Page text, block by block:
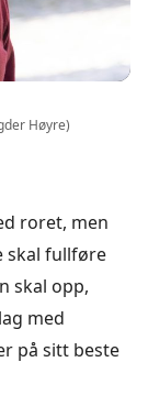
Høyre)
roret, men
skal fullføre
skal opp,
med
på sitt beste